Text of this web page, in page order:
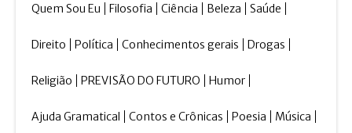
Quem Sou Eu Filosofia Ciência Beleza Saúde
Direito Política Conhecimentos gerais Drogas
Religião PREVISÃO DO FUTURO Humor
Ajuda Gramatical Contos e Crônicas Poesia Música